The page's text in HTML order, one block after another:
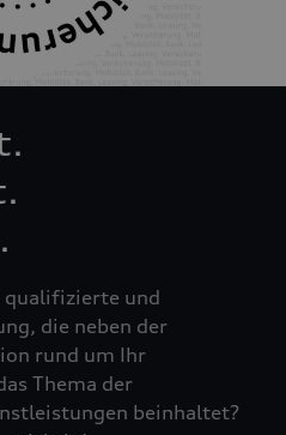
qualifizierte und
die neben der
rund um Ihr
Thema der
beinhaltet?